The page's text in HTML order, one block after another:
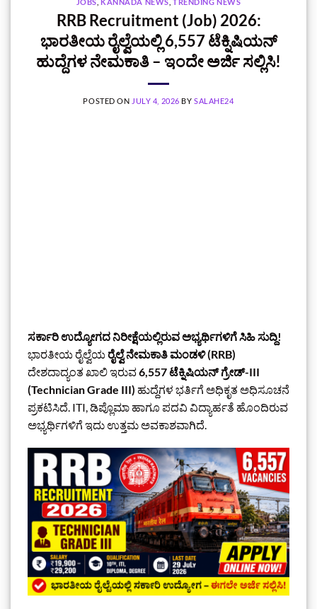
RRB Recruitment (Job) 2026:
ಭಾರತೀಯ ರೈಲ್ವೆಯಲ್ಲಿ 6,557 ಟೆಕ್ನಿಷಿಯನ್
ಹುದ್ದೆಗಳ ನೇಮಕಾತಿ – ಇಂದೇ ಅರ್ಜಿ ಸಲ್ಲಿಸಿ!
POSTED ON JULY 4, 2026 BYSALAHE24
ಸರ್ಕಾರಿ ಉದ್ಯೋಗದ ನಿರೀಕ್ಷೆಯಲ್ಲಿರುವ ಅಭ್ಯರ್ಥಿಗಳಿಗೆ ಸಿಹಿ ಸುದ್ದಿ!
ಭಾರತೀಯ ರೈಲ್ವೆಯರೈಲ್ವೆ ನೇಮಕಾತಿ ಮಂಡಳಿ (RRB)
ದೇಶದಾದ್ಯಂತ ಖಾಲಿ ಇರುವ6,557 ಟೆಕ್ನಿಷಿಯನ್ ಗ್ರೇಡ್-III
(Technician Grade III) ಹುದ್ದೆಗಳ ಭರ್ತಿಗೆ ಅಧಿಕೃತ ಅಧಿಸೂಚನೆ
ಪ್ರಕಟಿಸಿದೆ. ITI, ಡಿಪ್ಲೊಮಾ ಹಾಗೂ ಪದವಿ ವಿದ್ಯಾರ್ಹತೆ ಹೊಂದಿರುವ
ಅಭ್ಯರ್ಥಿಗಳಿಗೆ ಇದು ಉತ್ತಮ ಅವಕಾಶವಾಗಿದೆ.